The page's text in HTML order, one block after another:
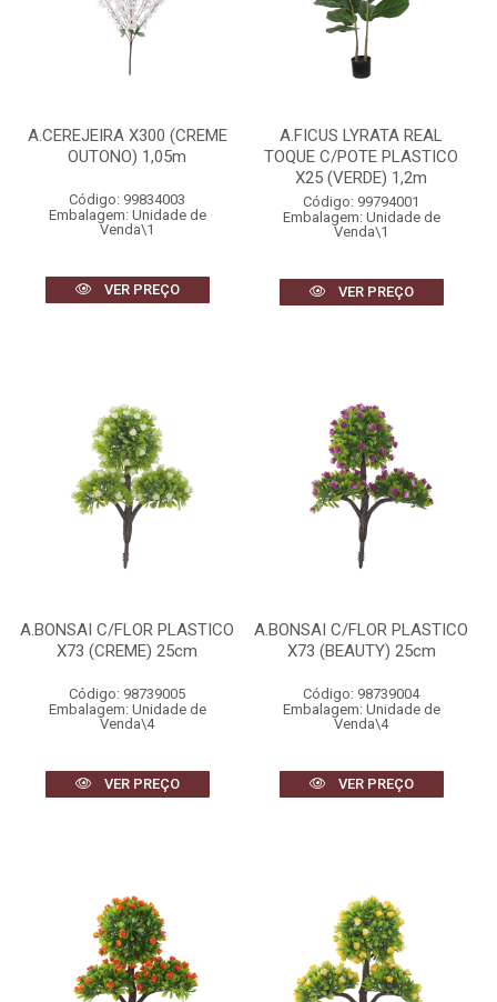
A.CEREJEIRA X300 (CREME
OUTONO) 1,05m
Código: 99834003
Embalagem: Unidade de
Venda\1
VER PREÇO
A.FICUS LYRATA REAL
TOQUE C/POTE PLASTICO
X25 (VERDE) 1,2m
Código: 99794001
Embalagem: Unidade de
Venda\1
VER PREÇO
A.BONSAI C/FLOR PLASTICO
X73 (CREME) 25cm
Código: 98739005
Embalagem: Unidade de
Venda\4
VER PREÇO
A.BONSAI C/FLOR PLASTICO
X73 (BEAUTY) 25cm
Código: 98739004
Embalagem: Unidade de
Venda\4
VER PREÇO